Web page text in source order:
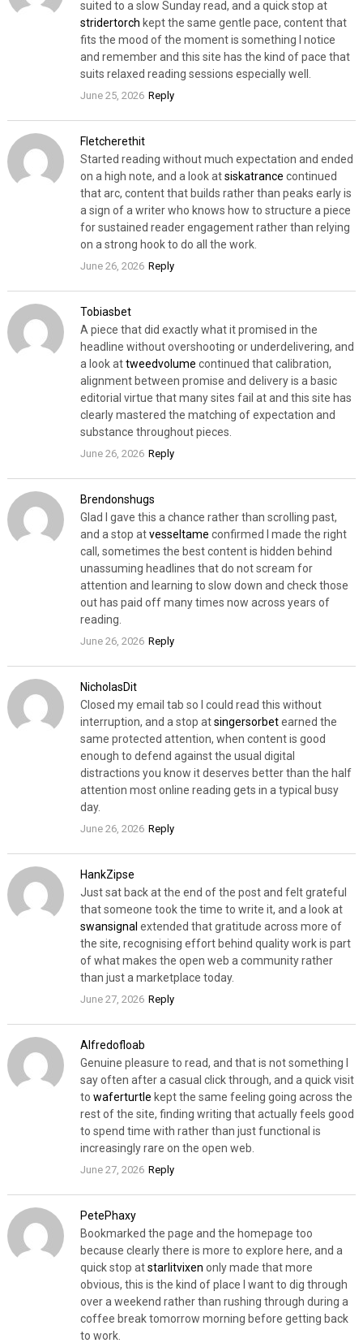
suited to a slow Sunday read, and a quick stop at
stridertorch kept the same gentle pace, content that
fits the mood of the moment is something I notice
and remember and this site has the kind of pace that
suits relaxed reading sessions especially well.
June 25, 2026 Reply
Fletcherethit
Started reading without much expectation and ended
on a high note, and a look atsiskatrance continued
that arc, content that builds rather than peaks early is
a sign of a writer who knows how to structure a piece
for sustained reader engagement rather than relying
on a strong hook to do all the work.
June 26, 2026 Reply
Tobiasbet
A piece that did exactly what it promised in the
headline without overshooting or underdelivering, and
a look attweedvolume continued that calibration,
alignment between promise and delivery is a basic
editorial virtue that many sites fail at and this site has
clearly mastered the matching of expectation and
substance throughout pieces.
June 26, 2026 Reply
Brendonshugs
Glad I gave this a chance rather than scrolling past,
and a stop atvesseltame confirmed I made the right
call, sometimes the best content is hidden behind
unassuming headlines that do not scream for
attention and learning to slow down and check those
out has paid off many times now across years of
reading.
June 26, 2026 Reply
NicholasDit
Closed my email tab so I could read this without
interruption, and a stop atsingersorbetearned the
same protected attention, when content is good
enough to defend against the usual digital
distractions you know it deserves better than the half
attention most online reading gets in a typical busy
day.
June 26, 2026 Reply
HankZipse
Just sat back at the end of the post and felt grateful
that someone took the time to write it, and a look at
swansignal extended that gratitude across more of
the site, recognising effort behind quality work is part
of what makes the open web a community rather
than just a marketplace today.
June 27, 2026 Reply
Alfredofloab
Genuine pleasure to read, and that is not something I
say often after a casual click through, and a quick visit
to waferturtle kept the same feeling going across the
rest of the site, finding writing that actually feels good
to spend time with rather than just functional is
increasingly rare on the open web.
June 27, 2026 Reply
PetePhaxy
Bookmarked the page and the homepage too
because clearly there is more to explore here, and a
quick stop atstarlitvixen only made that more
obvious, this is the kind of place I want to dig through
over a weekend rather than rushing through during a
coffee break tomorrow morning before getting back
to work.